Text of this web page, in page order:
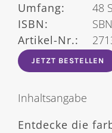
Umfang:
48
ISBN:
Artikel-Nr.:
JETZT BESTELLEN
Inhaltsangabe
Entdecke die